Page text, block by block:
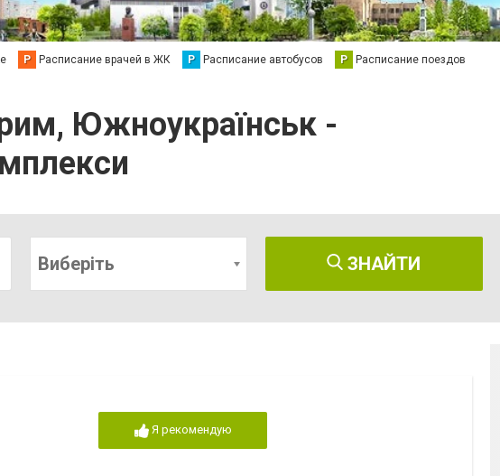
Р Расписание врачей в ЖК Р Расписание автобусов Р Расписание поездов
Южноукраїнськ -
Виберіть ЗНАЙТИ
Я рекомендую